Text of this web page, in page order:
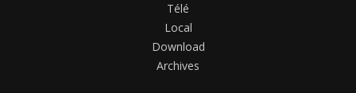
Télé
Local
Download
Archives